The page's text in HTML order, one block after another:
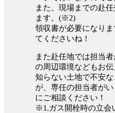
また、現場までの赴
ます。(※2)
領収書が必要になり
てくださいね！
また赴任地では担当
の周辺環境などもお伝
知らない土地で不安
が、専任の担当者が
にご相談ください！
※1.ガス開栓時の立会